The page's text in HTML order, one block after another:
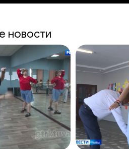
новости